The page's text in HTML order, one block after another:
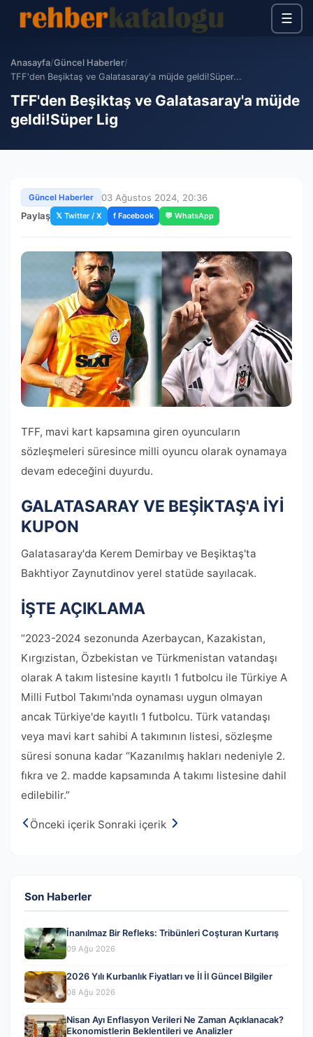
☰
Anasayfa/Güncel Haberler/
TFF'den Beşiktaş ve Galatasaray'a müjde geldi!Süper...
TFF'den Beşiktaş ve Galatasaray'a müjde
geldi!Süper Lig
Güncel Haberler
03 Ağustos 2024, 20:36
Paylaş 𝕏 Twitter / X f Facebook 💬 WhatsApp
TFF, mavi kart kapsamına giren oyuncuların
sözleşmeleri süresince milli oyuncu olarak oynamaya
devam edeceğini duyurdu.
GALATASARAY VE BEŞİKTAŞ'A İYİ
KUPON
Galatasaray'da Kerem Demirbay ve Beşiktaş'ta
Bakhtiyor Zaynutdinov yerel statüde sayılacak.
İŞTE AÇIKLAMA
“2023-2024 sezonunda Azerbaycan, Kazakistan,
Kırgızistan, Özbekistan ve Türkmenistan vatandaşı
olarak A takım listesine kayıtlı 1 futbolcu ile Türkiye A
Milli Futbol Takımı'nda oynaması uygun olmayan
ancak Türkiye'de kayıtlı 1 futbolcu. Türk vatandaşı
veya mavi kart sahibi A takımının listesi, sözleşme
süresi sonuna kadar “Kazanılmış hakları nedeniyle 2.
fıkra ve 2. madde kapsamında A takımı listesine dahil
edilebilir.”
Önceki içerik Sonraki içerik
Son Haberler
İnanılmaz Bir Refleks: Tribünleri Coşturan Kurtarış
09 Ağu 2026
2026 Yılı Kurbanlık Fiyatları ve İl İl Güncel Bilgiler
08 Ağu 2026
Nisan Ayı Enflasyon Verileri Ne Zaman Açıklanacak?
Ekonomistlerin Beklentileri ve Analizler